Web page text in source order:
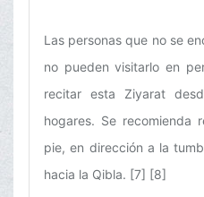
Las personas que no se
no pueden visitarlo en
recitar esta Ziyarat
hogares. Se recomienda
pie, en dirección a la
hacia la Qibla. [7] [8]